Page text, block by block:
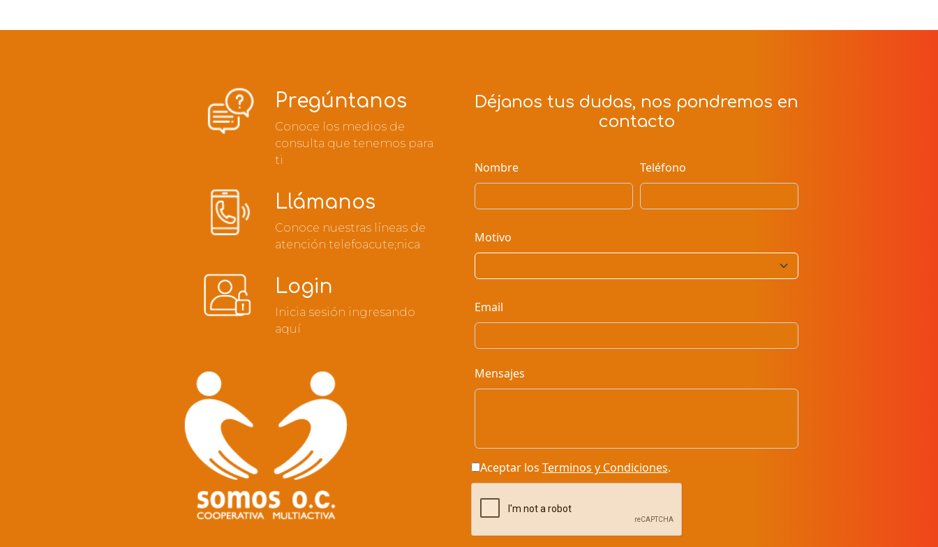
Pregúntanos
Conoce los medios de
consulta que tenemos para
ti
Llámanos
Conoce nuestras líneas de
atención telefoacute;nica
Login
Inicia sesión ingresando
aquí
Déjanos tus dudas, nos pondremos en
contacto
Nombre Teléfono
Motivo
Email
Mensajes
Aceptar los Terminos y Condiciones.